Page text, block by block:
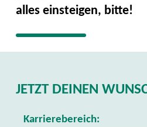
alles einsteigen, bitte!
JETZT DEINEN
Karrierebereich: